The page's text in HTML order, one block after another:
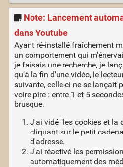
Note: Lancement
dans Youtube
Ayant ré-installé fraîchement
un comportement qui
je faisais une recherche, je
qu'à la fin d'une vidéo, le
suivante, celle-ci ne se lançait
voire pire : entre 1 et 5
brusque.
J'ai vidé "les cookies et la
cliquant sur le petit
d'adresse.
J'ai réactivé les
automatiquement des